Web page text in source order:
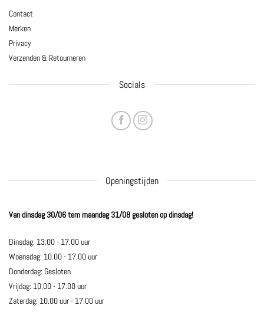
Contact
Merken
Privacy
Verzenden & Retourneren
Socials
Openingstijden
Van dinsdag 30/06 tem maandag 31/08 gesloten op dinsdag!
Dinsdag: 13.00 - 17.00 uur
Woensdag: 10.00 - 17.00 uur
Donderdag: Gesloten
Vrijdag: 10.00 - 17.00 uur
Zaterdag: 10.00 uur - 17.00 uur